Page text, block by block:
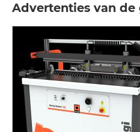
Advertenties van